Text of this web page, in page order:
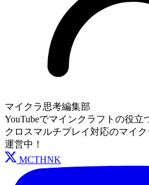
マイクラ思考編集部
YouTubeでマインクラフトの役立
クロスマルチプレイ対応のマイ
運営中！
MCTHNK